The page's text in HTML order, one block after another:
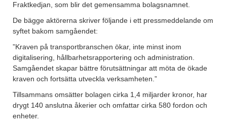
Fraktkedjan, som blir det gemensamma bolagsnamnet.
De bägge aktörerna skriver följande i ett pressmeddelande om
syftet bakom samgåendet:
”Kraven på transportbranschen ökar, inte minst inom
digitalisering, hållbarhetsrapportering och administration.
Samgåendet skapar bättre förutsättningar att möta de ökade
kraven och fortsätta utveckla verksamheten.”
Tillsammans omsätter bolagen cirka 1,4 miljarder kronor, har
drygt 140 anslutna åkerier och omfattar cirka 580 fordon och
enheter.